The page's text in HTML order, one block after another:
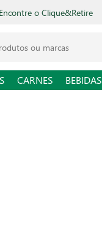
Encontre o Clique&Retire
CARNES BEBIDAS